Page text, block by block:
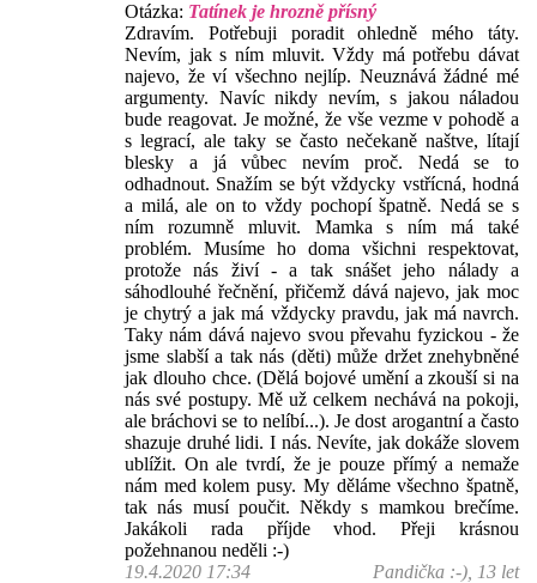
Otázka: Tatínek je hrozně přísný
Zdravím. Potřebuji poradit ohledně mého táty.
Nevím, jak s ním mluvit. Vždy má potřebu dávat
najevo, že ví všechno nejlíp. Neuznává žádné mé
argumenty. Navíc nikdy nevím, s jakou náladou
bude reagovat. Je možné, že vše vezme v pohodě a
s legrací, ale taky se často nečekaně naštve, lítají
blesky a já vůbec nevím proč. Nedá se to
odhadnout. Snažím se být vždycky vstřícná, hodná
a milá, ale on to vždy pochopí špatně. Nedá se s
ním rozumně mluvit. Mamka s ním má také
problém. Musíme ho doma všichni respektovat,
protože nás živí - a tak snášet jeho nálady a
sáhodlouhé řečnění, přičemž dává najevo, jak moc
je chytrý a jak má vždycky pravdu, jak má navrch.
Taky nám dává najevo svou převahu fyzickou - že
jsme slabší a tak nás (děti) může držet znehybněné
jak dlouho chce. (Dělá bojové umění a zkouší si na
nás své postupy. Mě už celkem nechává na pokoji,
ale bráchovi se to nelíbí...). Je dost arogantní a často
shazuje druhé lidi. I nás. Nevíte, jak dokáže slovem
ublížit. On ale tvrdí, že je pouze přímý a nemaže
nám med kolem pusy. My děláme všechno špatně,
tak nás musí poučit. Někdy s mamkou brečíme.
Jakákoli rada příjde vhod. Přeji krásnou
požehnanou neděli :-)
19.4.2020 17:34
Pandička :-), 13 let